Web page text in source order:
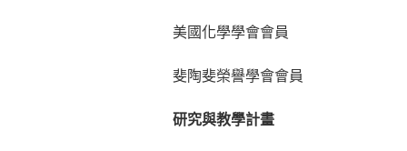
美國化學學會會員
斐陶斐榮譽學會會員
研究與教學計畫